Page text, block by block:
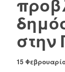
στην
15